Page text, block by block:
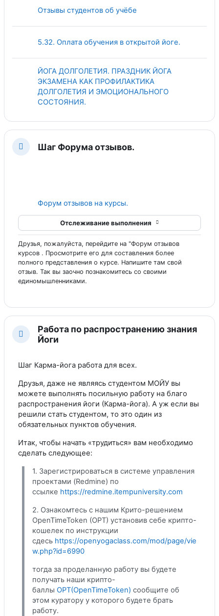
Отзывы студентов об учёбе
5.32. Оплата обучения в открытой йоге.
ЙОГА ДОЛГОЛЕТИЯ. ПРАЗДНИК ЙОГА
ЭКЗАМЕНА КАК ПРОФИЛАКТИКА
ДОЛГОЛЕТИЯ И ЭМОЦИОНАЛЬНОГО
СОСТОЯНИЯ.
СвернутьШаг Форума отзывов.
Форум отзывов на курсы.
Отслеживание выполнения
Друзья, пожалуйста, перейдите на "Форум отзывов
курсов . Просмотрите его для составления более
полного представления о курсе. Напишите там свой
отзыв. Так вы заочно познакомитесь со своими
единомышленниками.
Свернуть
Работа по распространению знания
Йоги
Шаг Карма-йога работа для всех.
Друзья, даже не являясь студентом МОЙУ вы
можете выполнять посильную работу на благо
распространения йоги (Карма-йога). А уж если вы
решили стать студентом, то это один из
обязательных пунктов обучения.
Итак, чтобы начать «трудиться» вам необходимо
сделать следующее:
1. Зарегистрироваться в системе управления
проектами (Redmine) по
ссылке https://redmine.itempuniversity.com
2. Ознакомтесь с нашим Крито-решением
OpenTimeToken (OPT) установив себе крипто-
кошелек по инструкции
сдесь https://openyogaclass.com/mod/page/vie
w.php?id=6990
тогда за проделанную работу вы будете
получать наши крипто-
баллы OPT(OpenTimeToken) сообщите об
этом куратору у которого будете брать
работу.